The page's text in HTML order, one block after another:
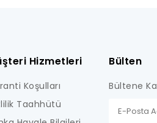
Hizmetleri
Koşulları
Taahhütü
Bülten
Bültene